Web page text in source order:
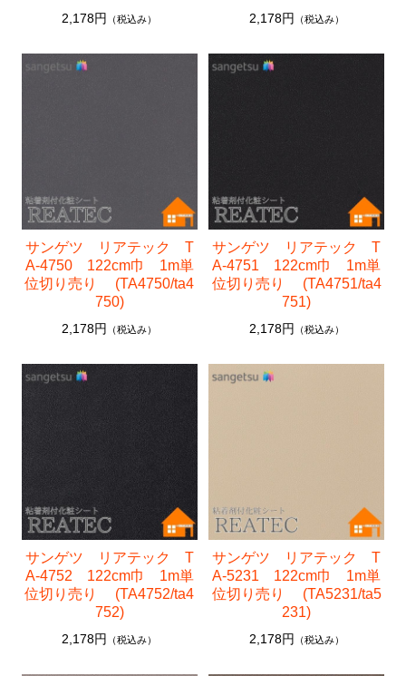
2,178円 （税込み） 2,178円 （税込み）
サンゲツ リアテック T
A-4750 122cm巾 1m単
位切り売り (TA4750/ta4
750)
2,178円 （税込み）
サンゲツ リアテック T
A-4751 122cm巾 1m単
位切り売り (TA4751/ta4
751)
2,178円 （税込み）
サンゲツ リアテック T
A-4752 122cm巾 1m単
位切り売り (TA4752/ta4
752)
2,178円 （税込み）
サンゲツ リアテック T
A-5231 122cm巾 1m単
位切り売り (TA5231/ta5
231)
2,178円 （税込み）